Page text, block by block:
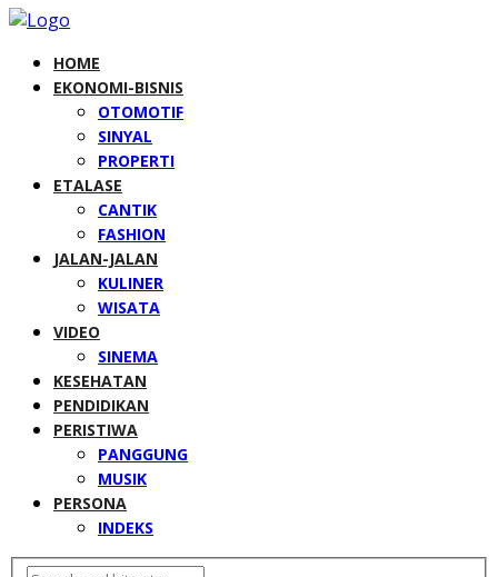
HOME
EKONOMI-BISNIS
OTOMOTIF
SINYAL
PROPERTI
ETALASE
CANTIK
FASHION
JALAN-JALAN
KULINER
WISATA
VIDEO
SINEMA
KESEHATAN
PENDIDIKAN
PERISTIWA
PANGGUNG
MUSIK
PERSONA
INDEKS